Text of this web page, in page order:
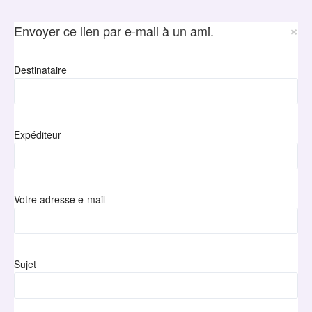
Envoyer ce lien par e-mail à un ami. ×
Destinataire
Expéditeur
Votre adresse e-mail
Sujet